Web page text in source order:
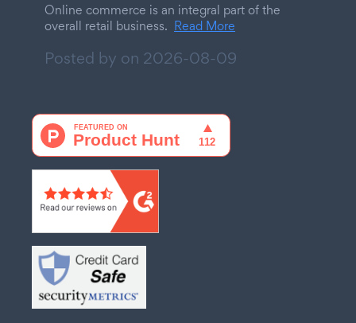
Online commerce is an integral part of the
overall retail business. Read More
Posted by on 2026-08-09